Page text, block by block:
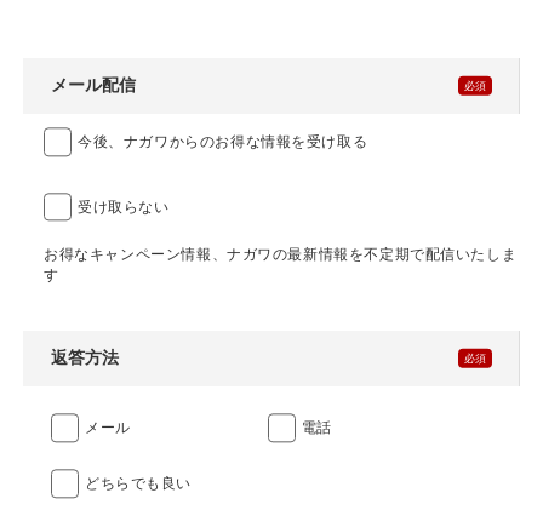
メール配信
今後、ナガワからのお得な情報を受け取る
受け取らない
お得なキャンペーン情報、ナガワの最新情報を不定期で配信いたしま
す
返答方法
メール 電話
どちらでも良い